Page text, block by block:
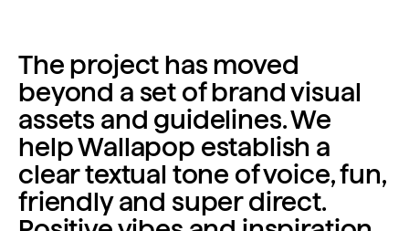
The project has moved
beyond a set of brand visual
assets and guidelines. We
help Wallapop establish a
clear textual tone of voice, fun,
friendly and super direct.